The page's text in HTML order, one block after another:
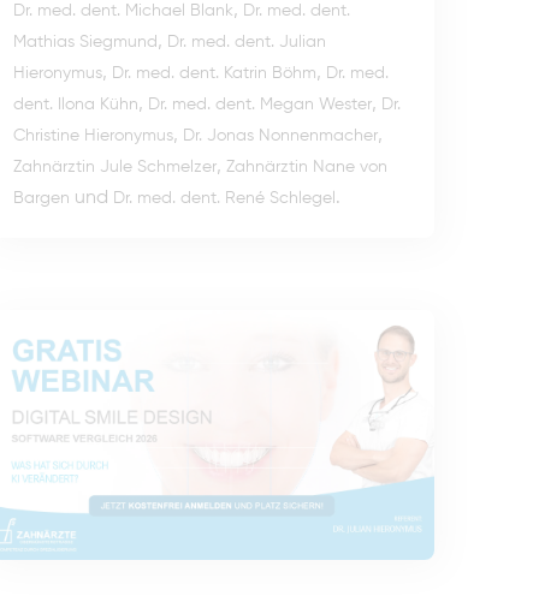
Dr. med. dent. Michael Blank, Dr. med. dent.
Mathias Siegmund , Dr. med. dent. Julian
Hieronymus, Dr. med. dent. Katrin Böhm, Dr. med.
dent. Ilona Kühn, Dr. med. dent. Megan Wester, Dr.
Christine Hieronymus, Dr. Jonas Nonnenmacher,
Zahnärztin Jule Schmelzer, Zahnärztin Nane von
Bargen und Dr. med. dent. René Schlegel .